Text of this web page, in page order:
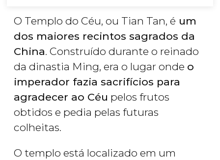
O Templo do Céu, ou Tian Tan, é um
dos maiores recintos sagrados da
China. Construído durante o reinado
da dinastia Ming, era o lugar onde o
imperador fazia sacrifícios para
agradecer ao Céu pelos frutos
obtidos e pedia pelas futuras
colheitas.
O templo está localizado em um